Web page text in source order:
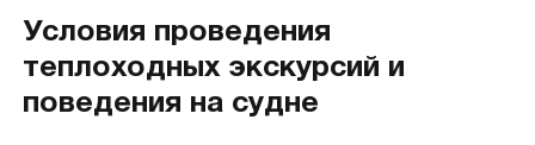
Условия проведения
теплоходных экскурсий и
поведения на судне